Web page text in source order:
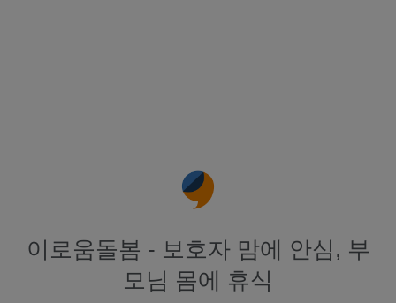
이로움돌봄 - 보호자 맘에 안심, 부
모님 몸에 휴식